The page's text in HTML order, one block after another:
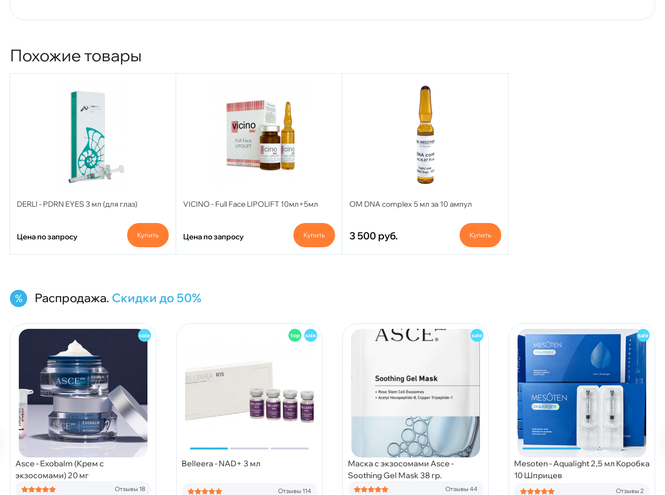
Похожие товары
DERLI - PDRN EYES 3 мл (для глаз)
Цена по запросу Купить
VICINO - Full Face LIPOLIFT 10мл+5мл
Цена по запросу Купить
OM DNA complex 5 мл за 10 ампул
3 500 руб. Купить
Распродажа. Скидки до 50%
Asce - Exobalm (Крем с
экзосомами) 20 мг
Отзывы 18
Belleera - NAD+ 3 мл
Отзывы 114
Маска с экзосомами Asce -
Soothing Gel Mask 38 гр.
Отзывы 44
Mesoten - Aqualight 2,5 мл Коробка
10 Шприцев
Отзывы 2